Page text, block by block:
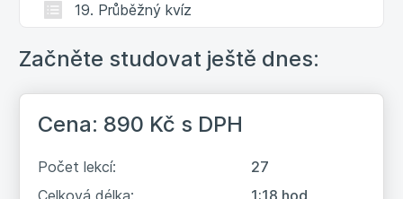
19. Průběžný kvíz
20. Přílohy e-mailu
21. Průběžný kvíz
podpis
Začněte studovat ještě dnes:
Cena: 890 Kč s DPH
Počet lekcí:
27